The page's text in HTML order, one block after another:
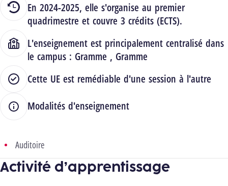
En 2024-2025, elle s'organise au premier
quadrimestre et couvre 3 crédits (ECTS).
L'enseignement est principalement centralisé dans
le campus : Gramme , Gramme
Cette UE est remédiable d'une session à l'autre
Modalités d'enseignement
Auditoire
Activité d’apprentissage